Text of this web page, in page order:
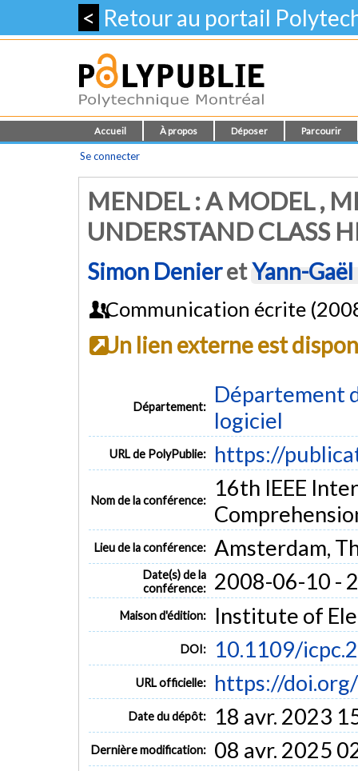
< Retour au portail
Accueil À propos Déposer Parcourir
Se connecter
MENDEL : A MODEL ,
UNDERSTAND CLASS
Simon DenieretYann-
Communication écrite
Un lien externe est
Département:
Département
logiciel
URL de PolyPublie: https://
Nom de la conférence:
16th IEEE
Lieu de la conférence: Amsterdam,
Date(s) de la
conférence:
2008-06-10 -
Maison d'édition: Institute of
DOI: 10.1109/
URL officielle: https://
Date du dépôt: 18 avr. 2023
Dernière modification: 08 avr. 2025